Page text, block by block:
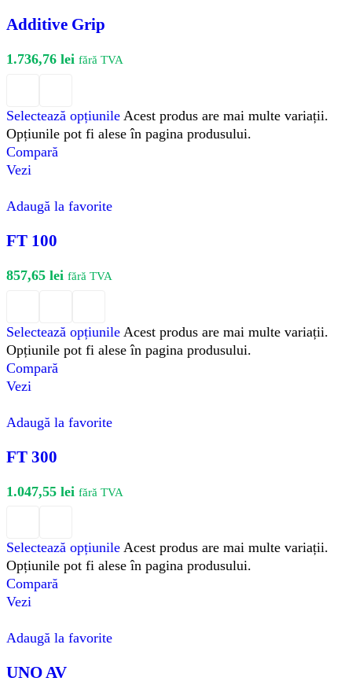
Additive Grip
1.736,76 lei fără TVA
Selectează opțiunile Acest produs are mai multe variații.
Opțiunile pot fi alese în pagina produsului.
Compară
Vezi
Adaugă la favorite
FT 100
857,65 lei fără TVA
Selectează opțiunile Acest produs are mai multe variații.
Opțiunile pot fi alese în pagina produsului.
Compară
Vezi
Adaugă la favorite
FT 300
1.047,55 lei fără TVA
Selectează opțiunile Acest produs are mai multe variații.
Opțiunile pot fi alese în pagina produsului.
Compară
Vezi
Adaugă la favorite
UNO AV